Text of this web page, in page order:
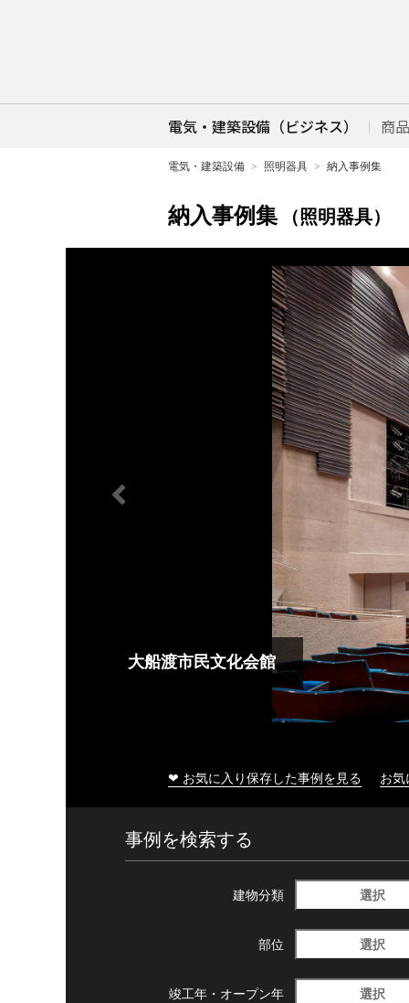
電気・建築設備（ビジネス） 商
電気・建築設備 照明器具 納入事例集
納入事例集 （照明器具）
大船渡市民文化会館
❤ お気に入り保存した事例を見る お
事例を検索する
建物分類 選択
部位 選択
竣工年・ オープン年 選択